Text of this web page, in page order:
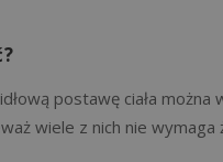
postawę ciała
wiele z nich nie